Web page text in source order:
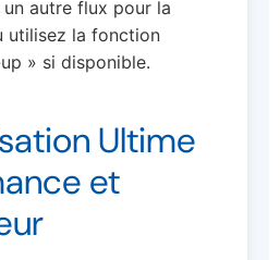
un autre flux pour la
utilisez la fonction
» si disponible.
Ultime
et